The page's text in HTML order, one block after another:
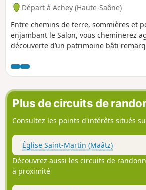
Départ à Achey (Haute-Saône)
Entre chemins de terre, sommières et
enjambant le Salon, vous cheminerez
découverte d’un patrimoine bâti
Plus de circuits de
Consultez les points d'intérêts situés
Église Saint-Martin (Maâtz)
Découvrez aussi les circuits de
à proximité